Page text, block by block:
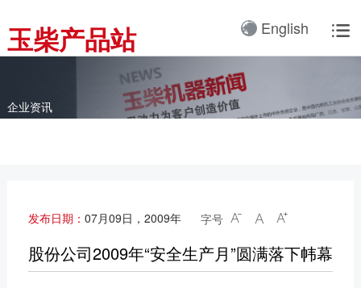
玉柴产品站 
English
产品与解决方案
卡车动力
工程机械动力
新能源动力
工业动力
发电系统
产品3D展厅
全球服务支持
服务理念
全球服务网络
海外服务网络
服务理念
服务理念与服务承诺
服务政策
我们的公司
研发实力
司始建于1951年，是一
家以动力系统为圆心、实
施同心多元化发展的国有
企业资讯
发布日期： 07月09日，2009年 字号   
股份公司2009年“安全生产月”圆满落下帏幕